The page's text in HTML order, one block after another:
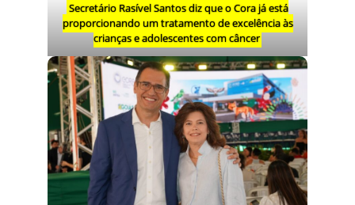
Secretário Rasível Santos diz que o Cora já está
proporcionando um tratamento de excelência às
crianças e adolescentes com câncer